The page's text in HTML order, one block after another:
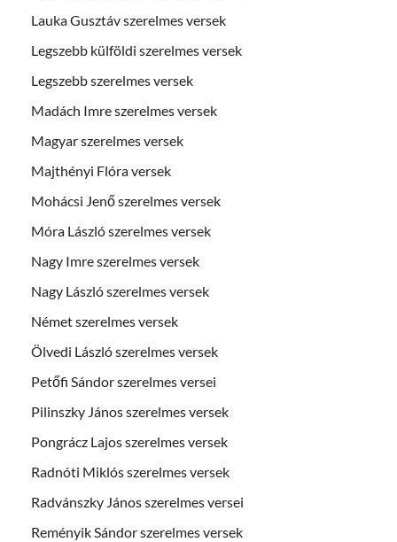
Lauka Gusztáv szerelmes versek
Legszebb külföldi szerelmes versek
Legszebb szerelmes versek
Madách Imre szerelmes versek
Magyar szerelmes versek
Majthényi Flóra versek
Mohácsi Jenő szerelmes versek
Móra László szerelmes versek
Nagy Imre szerelmes versek
Nagy László szerelmes versek
Német szerelmes versek
Ölvedi László szerelmes versek
Petőfi Sándor szerelmes versei
Pilinszky János szerelmes versek
Pongrácz Lajos szerelmes versek
Radnóti Miklós szerelmes versek
Radvánszky János szerelmes versei
Reményik Sándor szerelmes versek